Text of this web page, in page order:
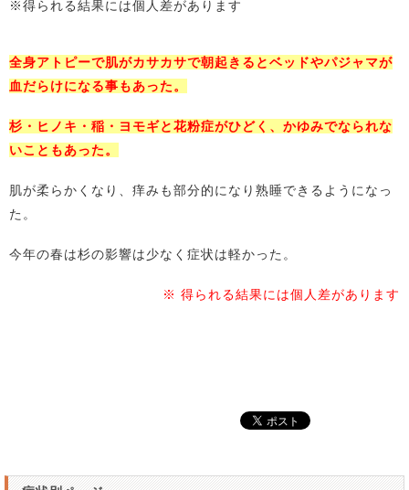
※得られる結果には個人差があります
全身アトピーで肌がカサカサで朝起きるとベッドやパジャマが
血だらけになる事もあった。
杉・ヒノキ・稲・ヨモギと花粉症がひどく、かゆみでなられな
いこともあった。
肌が柔らかくなり、痒みも部分的になり熟睡できるようになっ
た。
今年の春は杉の影響は少なく症状は軽かった。
※ 得られる結果には個人差があります